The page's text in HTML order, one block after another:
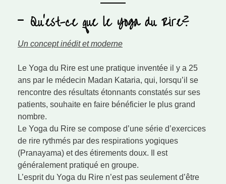
Qu'est-ce que le Yoga du Rire?
Un concept inédit et moderne
Le Yoga du Rire est une pratique inventée il y a 25
ans par le médecin Madan Kataria, qui, lorsqu’il se
rencontre des résultats étonnants constatés sur ses
patients, souhaite en faire bénéficier le plus grand
nombre.
Le Yoga du Rire se compose d’une série d’exercices
de rire rythmés par des respirations yogiques
(Pranayama) et des étirements doux. Il est
généralement pratiqué en groupe.
L’esprit du Yoga du Rire n’est pas seulement d’être